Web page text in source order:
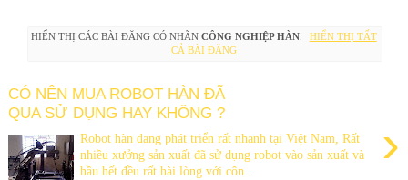
HIỂN THỊ CÁC BÀI ĐĂNG CÓ NHÃNCÔNG NGHIỆP HÀN
HIỂN THỊ TẤT
CẢ BÀI ĐĂNG
CÓ NÊN MUA ROBOT HÀN ĐÃ
QUA SỬ DỤNG HAY KHÔNG ?
›
Robot hàn đang phát triển rất nhanh tại Việt Nam, Rất
nhiều xưởng sản xuất đã sử dụng robot vào sản xuất và
hầu hết đều rất hài lòng với côn...